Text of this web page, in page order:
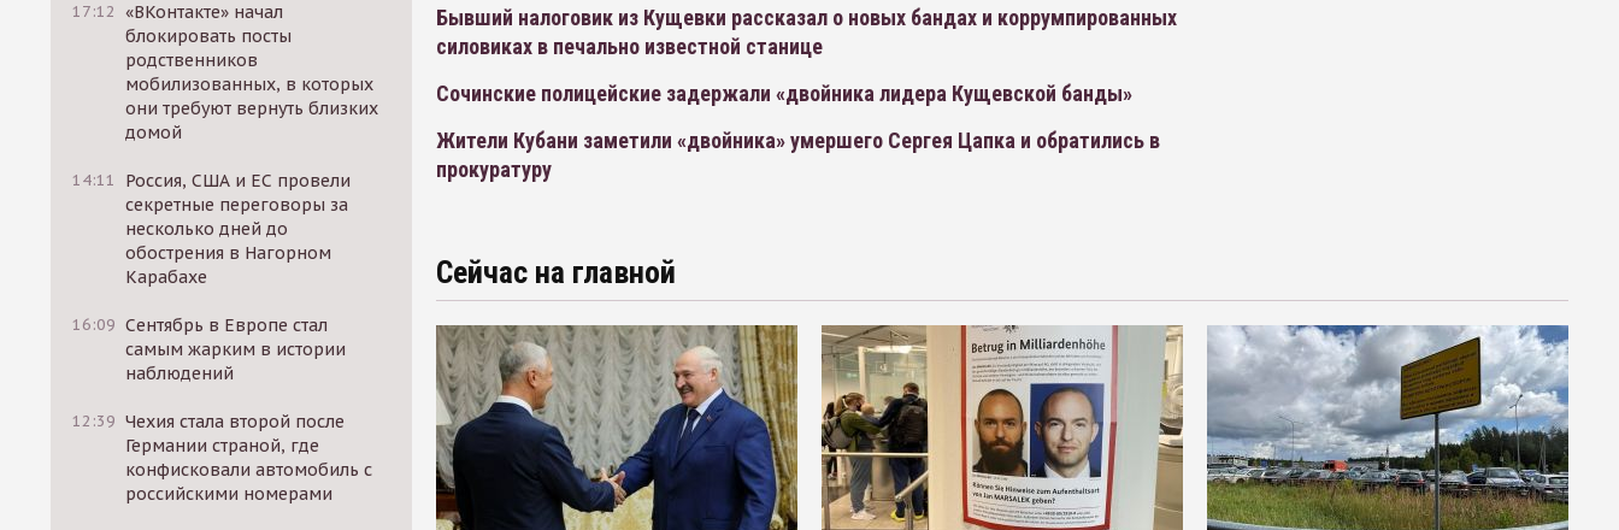
17:12 «ВКонтакте» начал
блокировать посты
родственников
мобилизованных, в которых
они требуют вернуть близких
домой
14:11
Россия, США и ЕС провели
секретные переговоры за
несколько дней до
обострения в Нагорном
Карабахе
16:09 Сентябрь в Европе стал
самым жарким в истории
наблюдений
12:39 Чехия стала второй после
Германии страной, где
конфисковали автомобиль с
российскими номерами
Бывший налоговик из Кущевки рассказал о новых бандах и коррумпированных
силовиках в печально известной станице
Сочинские полицейские задержали «двойника лидера Кущевской банды»
Жители Кубани заметили «двойника» умершего Сергея Цапка и обратились в
прокуратуру
Сейчас на главной